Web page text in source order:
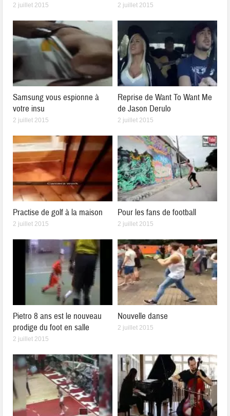
2 juillet 2015 2 juillet 2015
Samsung vous espionne à
votre insu
2 juillet 2015
Reprise de Want To Want Me
de Jason Derulo
2 juillet 2015
Practise de golf à la maison
2 juillet 2015
Pour les fans de football
2 juillet 2015
Pietro 8 ans est le nouveau
prodige du foot en salle
2 juillet 2015
Nouvelle danse
2 juillet 2015